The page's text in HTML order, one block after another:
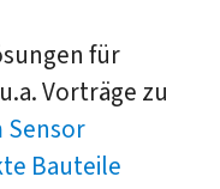
für
Vorträge zu
Sensor
Bauteile